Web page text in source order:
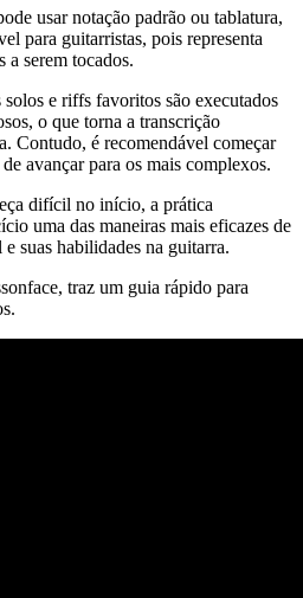
usar notação padrão ou tablatura,
para guitarristas, pois representa
a serem tocados.
e riffs favoritos são executados
o que torna a transcrição
Contudo, é recomendável começar
avançar para os mais complexos.
difícil no início, a prática
uma das maneiras mais eficazes de
suas habilidades na guitarra.
traz um guia rápido para